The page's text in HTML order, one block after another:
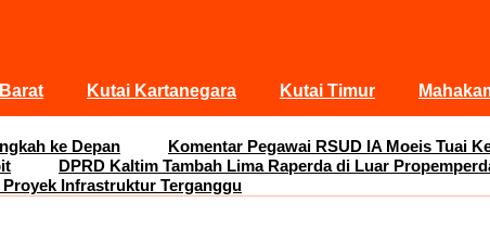
Kutai Kartanegara Kutai Timur
ke Depan Komentar Pegawai RSUD IA Moeis Tuai
DPRD Kaltim Tambah Lima Raperda di Luar
Infrastruktur Terganggu